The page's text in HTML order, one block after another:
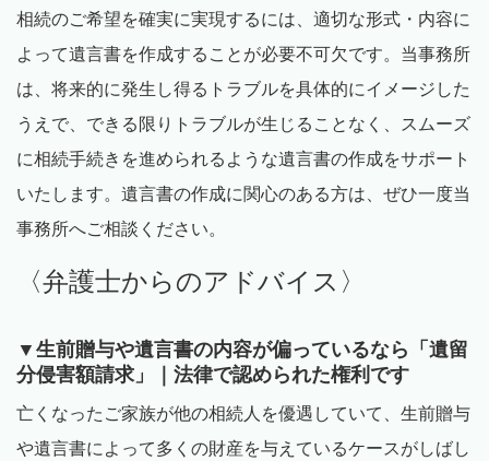
相続のご希望を確実に実現するには、適切な形式・内容に
よって遺言書を作成することが必要不可欠です。当事務所
は、将来的に発生し得るトラブルを具体的にイメージした
うえで、できる限りトラブルが生じることなく、スムーズ
に相続手続きを進められるような遺言書の作成をサポート
いたします。遺言書の作成に関心のある方は、ぜひ一度当
事務所へご相談ください。
〈弁護士からのアドバイス〉
▼生前贈与や遺言書の内容が偏っているなら「遺留
分侵害額請求」｜法律で認められた権利です
亡くなったご家族が他の相続人を優遇していて、生前贈与
や遺言書によって多くの財産を与えているケースがしばし